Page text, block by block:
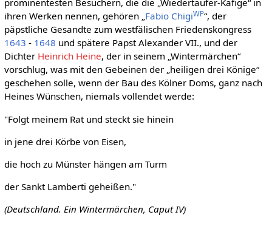
prominentesten Besuchern, die die „Wiedertäufer-Käfige“ in
ihren Werken nennen, gehören „Fabio ChigiWP“, der
päpstliche Gesandte zum westfälischen Friedenskongress
1643 - 1648 und spätere Papst Alexander VII., und der
Dichter Heinrich Heine, der in seinem „Wintermärchen“
vorschlug, was mit den Gebeinen der „heiligen drei Könige“
geschehen solle, wenn der Bau des Kölner Doms, ganz nach
Heines Wünschen, niemals vollendet werde:
"Folgt meinem Rat und steckt sie hinein
in jene drei Körbe von Eisen,
die hoch zu Münster hängen am Turm
der Sankt Lamberti geheißen."
(Deutschland. Ein Wintermärchen, Caput IV)